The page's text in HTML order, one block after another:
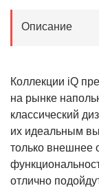
Описание
Коллекции iQ
на рынке
классический
их идеальным
только внешнее
отлично